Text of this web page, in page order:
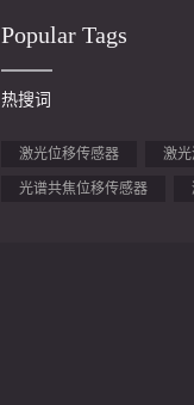
Popular Tags
热搜词
激光位移传感器 激
光谱共焦位移传感器